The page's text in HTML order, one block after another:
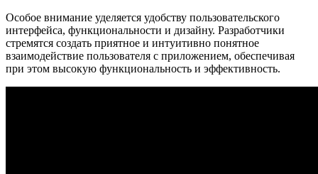
Особое внимание уделяется удобству пользовательского
интерфейса, функциональности и дизайну. Разработчики
стремятся создать приятное и интуитивно понятное
взаимодействие пользователя с приложением, обеспечивая
при этом высокую функциональность и эффективность.